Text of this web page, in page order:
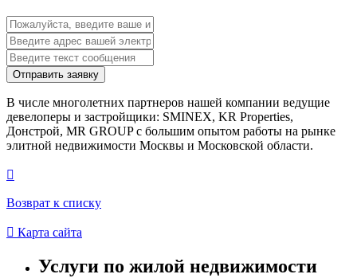
Отправить заявку
В числе многолетних партнеров нашей компании ведущие
девелоперы и застройщики: SMINEX, KR Properties,
Донстрой, MR GROUP c большим опытом работы на рынке
элитной недвижимости Москвы и Московской области.

Возврат к списку
 Карта сайта
Услуги по жилой недвижимости